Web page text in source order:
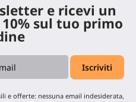
e ricevi un
sul tuo primo
e offerte: nessuna email indesiderata,